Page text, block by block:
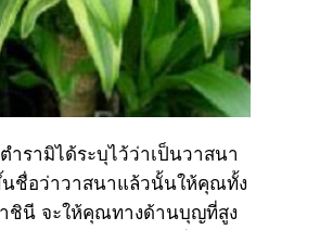
ำรามิได้ระบุไว้ว่าเป็นวาสนา
ชื่อว่าวาสนาแล้วนั้นให้คุณทั้ง
ชินี จะให้คุณทางด้านบุญที่สูง